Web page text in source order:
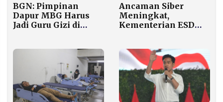
BGN: Pimpinan
Dapur MBG Harus
Jadi Guru Gizi di
Ancaman Siber
Meningkat,
Kementerian ESDM
Keamanan